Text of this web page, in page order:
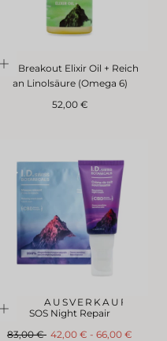
No Breakout Elixir Oil + Reich
an Linolsäure (Omega 6)
Regulärer
52,00 €
AUSVERKAUF
SOS Night Repair
Regulärer
83,00 € AbMindestpreis
42,00 € - Höchstpreis
66,00 €